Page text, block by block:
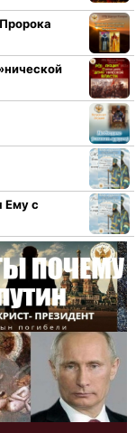
Ему с